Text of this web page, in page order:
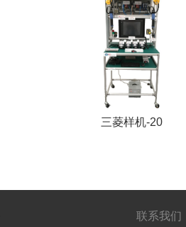
三菱样机-20
联系我们